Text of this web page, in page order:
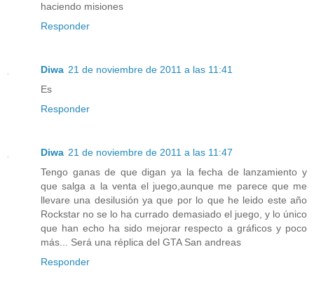
haciendo misiones
Responder
Diwa 21 de noviembre de 2011 a las 11:41
Es
Responder
Diwa 21 de noviembre de 2011 a las 11:47
Tengo ganas de que digan ya la fecha de lanzamiento y
que salga a la venta el juego,aunque me parece que me
llevare una desilusión ya que por lo que he leido este año
Rockstar no se lo ha currado demasiado el juego, y lo único
que han echo ha sido mejorar respecto a gráficos y poco
más... Será una réplica del GTA San andreas
Responder